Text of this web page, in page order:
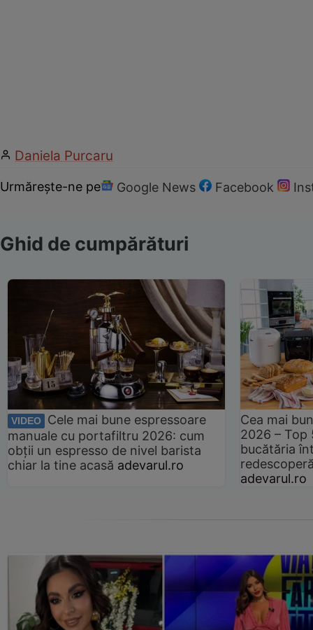
Daniela Purcaru
Urmărește-ne pe Google News Facebook
Ghid de cumpărături
VIDEO
Cele mai bune espressoare
manuale cu portafiltru 2026: cum
obții un espresso de nivel barista
chiar la tine acasă adevarul.ro
Cea mai
2026 –
bucătăria
adevarul.ro